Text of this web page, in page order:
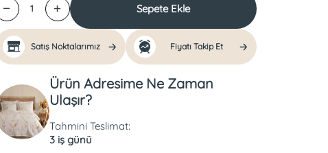
1 Sepete Ekle
Satış Noktalarımız Fiyatı Takip Et
Ürün Adresime Ne Zaman
Ulaşır?
Tahmini Teslimat:
3 iş günü